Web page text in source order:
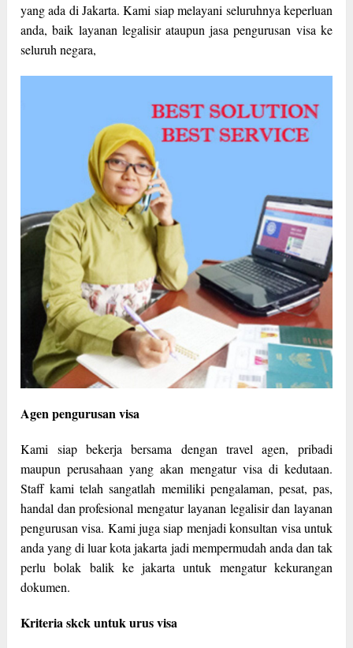
yang ada di Jakarta. Kami siap melayani seluruhnya keperluan
anda, baik layanan legalisir ataupun jasa pengurusan visa ke
seluruh negara,
Agen pengurusan visa
Kami siap bekerja bersama dengan travel agen, pribadi
maupun perusahaan yang akan mengatur visa di kedutaan.
Staff kami telah sangatlah memiliki pengalaman, pesat, pas,
handal dan profesional mengatur layanan legalisir dan layanan
pengurusan visa. Kami juga siap menjadi konsultan visa untuk
anda yang di luar kota jakarta jadi mempermudah anda dan tak
perlu bolak balik ke jakarta untuk mengatur kekurangan
dokumen.
Kriteria skck untuk urus visa